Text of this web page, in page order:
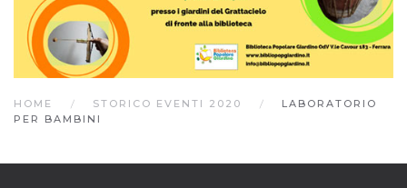
HOME STORICO EVENTI 2020
LABORATORIO
PER BAMBINI